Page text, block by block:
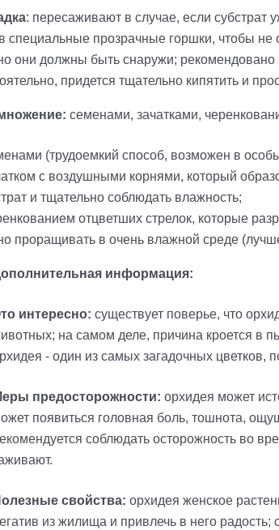
: пересаживают в случае, если субстрат
специальные прозрачные горшки, чтобы не
они должны быть снаружи;
придется тщательно кипятить и
семенами, зачатками,
(трудоемкий способ, возможен в
с воздушными корнями, который
и тщательно соблюдать влажность;
отцветших стрелок, которые
проращивать в очень влажной среде
информация:
интересно: существует поверье, что
на самом деле, причина кроется в
- один из самых загадочных цветков,
предосторожности: орхидея может
появиться головная боль, тошнота,
соблюдать осторожность во
свойства: орхидея женское
из жилища и привлечь в него